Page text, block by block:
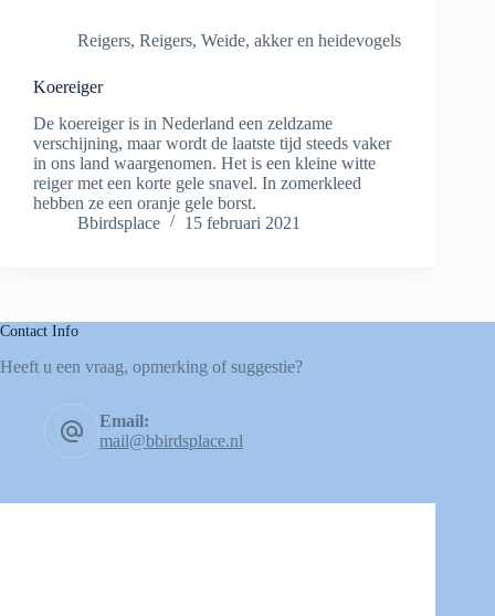
Reigers, Reigers, Weide, akker en heidevogels
Koereiger
De koereiger is in Nederland een zeldzame
verschijning, maar wordt de laatste tijd steeds vaker
in ons land waargenomen. Het is een kleine witte
reiger met een korte gele snavel. In zomerkleed
hebben ze een oranje gele borst.
Bbirdsplace
15 februari 2021
Contact Info
Heeft u een vraag, opmerking of suggestie?
Email:
mail@bbirdsplace.nl